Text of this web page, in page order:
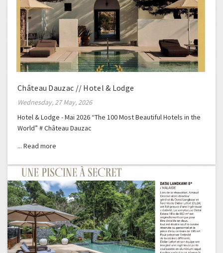
Château Dauzac // Hotel & Lodge
Wednesday, 27 May, 2026
Hotel & Lodge - Mai 2026 “The 100 Most Beautiful Hotels in the
World” # Château Dauzac